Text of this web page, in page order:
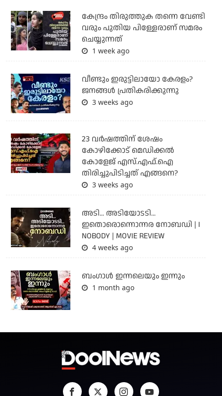
കേന്ദ്രം തിരുത്തുക തന്നെ വേണ്ടി
വരും പുതിയ പിള്ളേരാണ് സമരം
ചെയ്യുന്നത്
1 week ago
വീണ്ടും ഇരുട്ടിലായോ കേരളം?
ജനങ്ങൾ പ്രതികരിക്കുന്നു
3 weeks ago
23 വർഷത്തിന് ശേഷം
കോഴിക്കോട് മെഡിക്കൽ
കോളേജ് എസ്.എഫ്.ഐ
തിരിച്ചുപിടിച്ചത് എങ്ങനെ?
3 weeks ago
അടി... അടിയോടടി...
ഇതൊരൊന്നൊന്നര നോബഡി | I
NOBODY | MOVIE REVIEW
4 weeks ago
ബംഗാള്‍ ഇന്നലെയും ഇന്നും
1 month ago